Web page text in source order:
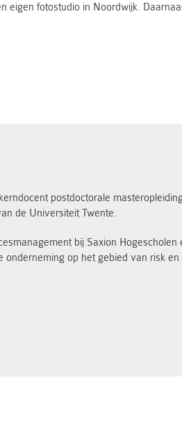
eigen fotostudio in Noordwijk.
postdoctorale
de Universiteit Twente.
bij Saxion
op het gebied van risk en